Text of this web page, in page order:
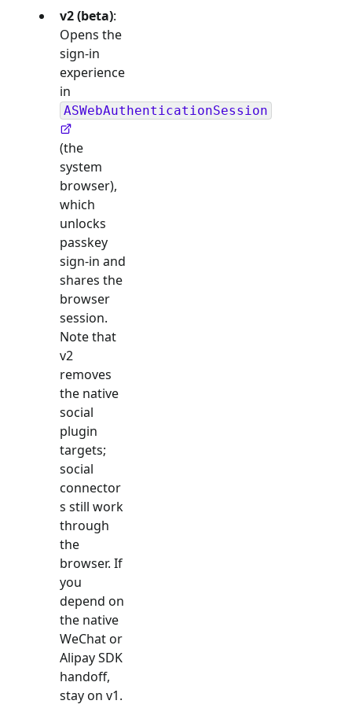
v2 (beta):
Opens the
sign-in
experience
in
ASWebAuthenticationSession
(the
system
browser),
which
unlocks
passkey
sign-in and
shares the
browser
session.
Note that
v2
removes
the native
social
plugin
targets;
social
connector
s still work
through
the
browser. If
you
depend on
the native
WeChat or
Alipay SDK
handoff,
stay on v1.